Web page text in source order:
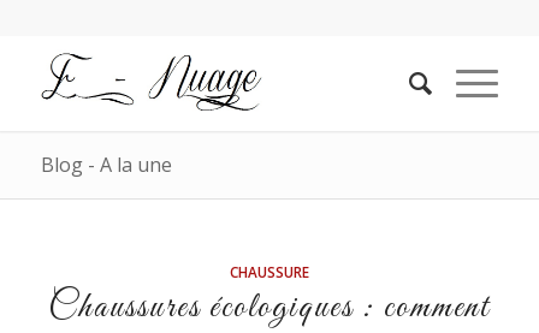
Blog - A la une
CHAUSSURE
Chaussures écologiques : comment